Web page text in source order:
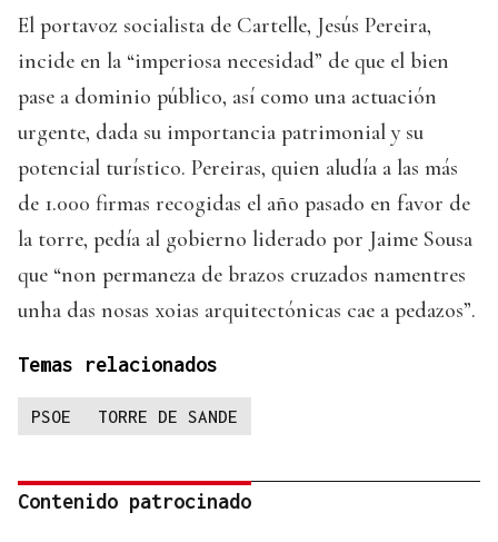
El portavoz socialista de Cartelle, Jesús Pereira,
incide en la “imperiosa necesidad” de que el bien
pase a dominio público, así como una actuación
urgente, dada su importancia patrimonial y su
potencial turístico. Pereiras, quien aludía a las más
de 1.000 firmas recogidas el año pasado en favor de
la torre, pedía al gobierno liderado por Jaime Sousa
que “non permaneza de brazos cruzados namentres
unha das nosas xoias arquitectónicas cae a pedazos”.
Temas relacionados
PSOE TORRE DE SANDE
Contenido patrocinado